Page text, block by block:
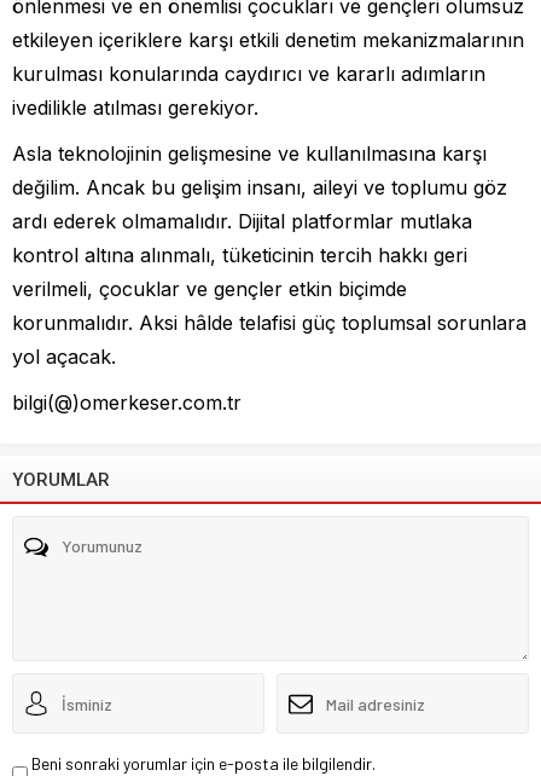
önlenmesi ve en önemlisi çocukları ve gençleri olumsuz
etkileyen içeriklere karşı etkili denetim mekanizmalarının
kurulması konularında caydırıcı ve kararlı adımların
ivedilikle atılması gerekiyor.
Asla teknolojinin gelişmesine ve kullanılmasına karşı
değilim. Ancak bu gelişim insanı, aileyi ve toplumu göz
ardı ederek olmamalıdır. Dijital platformlar mutlaka
kontrol altına alınmalı, tüketicinin tercih hakkı geri
verilmeli, çocuklar ve gençler etkin biçimde
korunmalıdır. Aksi hâlde telafisi güç toplumsal sorunlara
yol açacak.
bilgi(@)omerkeser.com.tr
YORUMLAR
Beni sonraki yorumlar için e-posta ile bilgilendir.